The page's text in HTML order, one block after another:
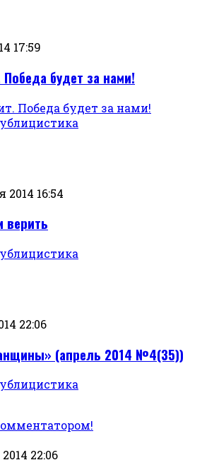
17:59
Победа будет за нами!
16:54
верить
22:06
(апрель 2014 №4(35))
22:06